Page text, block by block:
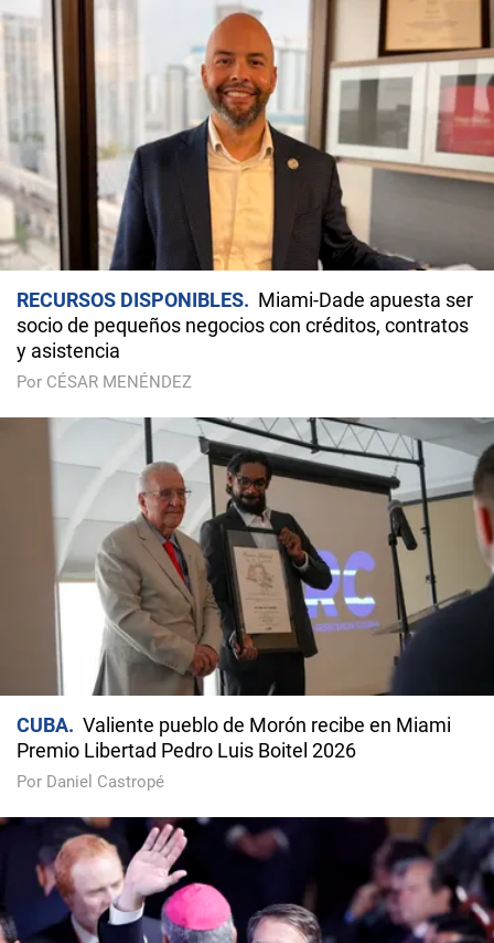
RECURSOS DISPONIBLES
Miami-Dade apuesta ser
socio de pequeños negocios con créditos, contratos
y asistencia
Por CÉSAR MENÉNDEZ
CUBA
Valiente pueblo de Morón recibe en Miami
Premio Libertad Pedro Luis Boitel 2026
Por Daniel Castropé